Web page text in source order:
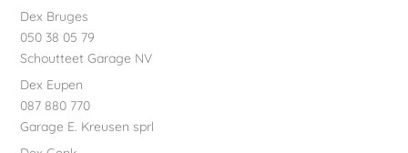
Dex Bruges
050 38 05 79
Schoutteet Garage NV
Dex Eupen
087 880 770
Garage E. Kreusen sprl